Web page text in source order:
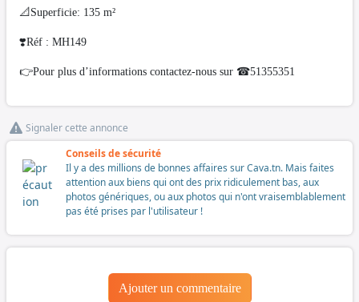
📐Superficie: 135 m²
❣️Réf : MH149
👉Pour plus d’informations contactez-nous sur ☎51355351
Signaler cette annonce
Conseils de sécurité
Il y a des millions de bonnes affaires sur Cava.tn. Mais faites
attention aux biens qui ont des prix ridiculement bas, aux
photos génériques, ou aux photos qui n'ont vraisemblablement
pas été prises par l'utilisateur !
Ajouter un commentaire